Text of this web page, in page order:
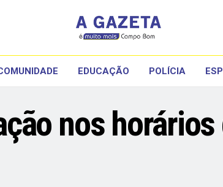
EDUCAÇÃO POLÍCIA
nos